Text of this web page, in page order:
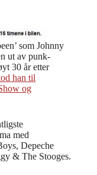
som Johnny
ut av punk-
30 år etter
han til
og
med
Depeche
& The Stooges.